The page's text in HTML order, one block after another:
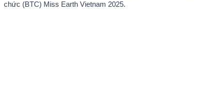
chức (BTC) Miss Earth Vietnam 2025.